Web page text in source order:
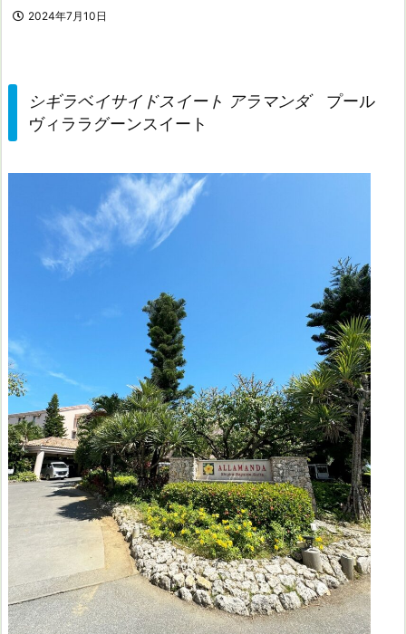
2024年7月10日
シギラベイサイドスイート アラマンダ プール
ヴィララグーンスイート